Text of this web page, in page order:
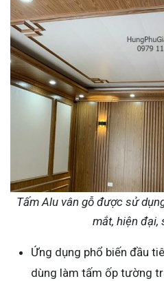
Tấm Alu vân gỗ được sử
mắt, hiện đại,
Ứng dụng phổ biến đầu
dùng làm tấm ốp tường